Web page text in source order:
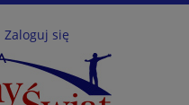
Zaloguj się